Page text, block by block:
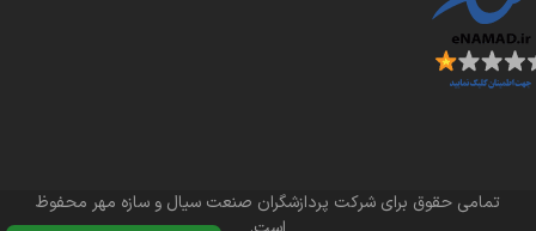
تمامی حقوق برای شرکت پردازشگران صنعت سیال و سازه مهر محفوظ